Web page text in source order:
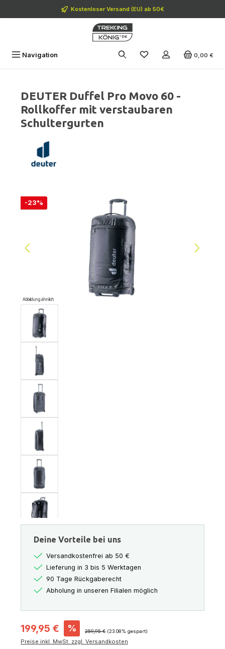
Zum Hauptinhalt springenKostenloser Versand (EU) ab 50€
Navigation 0,00 €
DEUTER Duffel Pro Movo 60 -
Rollkoffer mit verstaubaren
Schultergurten
Bildergalerie überspringen
-23%
Abbildung ähnlich
Deine Vorteile bei uns
Versandkostenfrei ab 50 €
Lieferung in 3 bis 5 Werktagen
90 Tage Rückgaberecht
Abholung in unseren Filialen möglich
Verkaufspreis:
199,95 € % Regulärer Preis:
259,95 € (23.08% gespart)
Preise inkl. MwSt. zzgl. Versandkosten